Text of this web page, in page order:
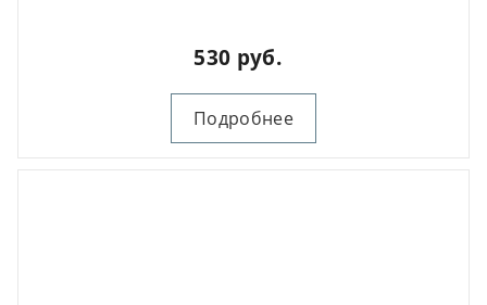
530 руб.
Подробнее